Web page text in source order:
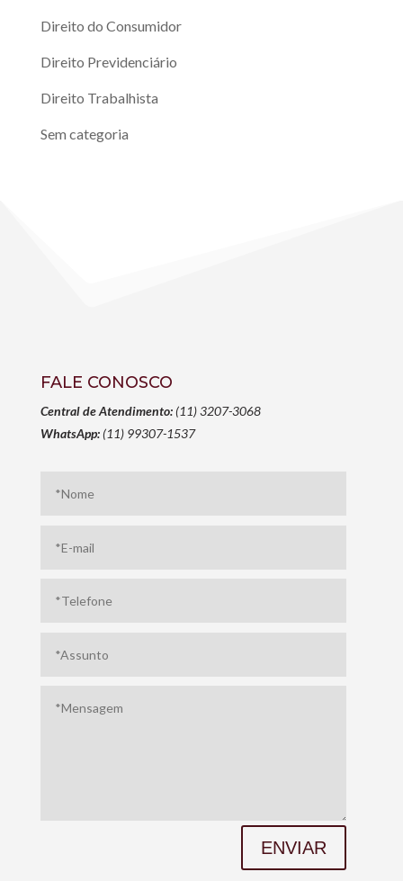
Direito do Consumidor
Direito Previdenciário
Direito Trabalhista
Sem categoria
FALE CONOSCO
Central de Atendimento:(11) 3207-3068
WhatsApp:(11) 99307-1537
ENVIAR